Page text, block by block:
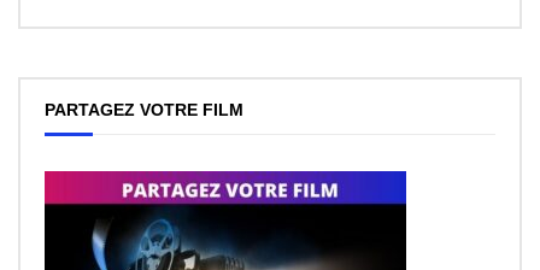
PARTAGEZ VOTRE FILM